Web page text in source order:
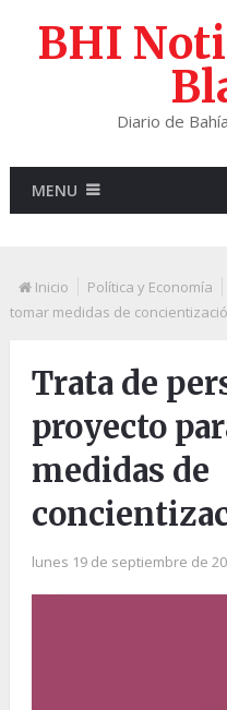
BHI
Diario de
MENU
Inicio Política y Economía
tomar medidas de
Trata de
proyecto
medidas de
lunes 19 de septiembre de